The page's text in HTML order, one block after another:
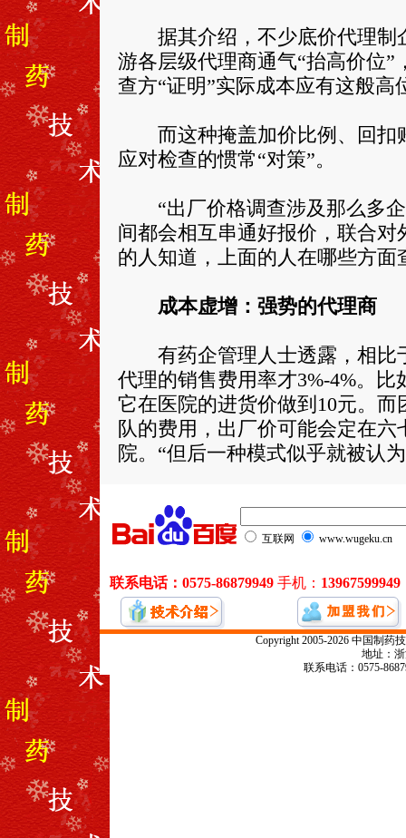
据其介绍，不少底价代理制
游各层级代理商通气“抬高价位
查方“证明”实际成本应有这般
而这种掩盖加价比例、回扣
应对检查的惯常“对策”。
“出厂价格调查涉及那么多企
间都会相互串通好报价，联合
的人知道，上面的人在哪些方
成本虚增：强势的代理商
有药企管理人士透露，相比
代理的销售费用率才3%-4%。
它在医院的进货价做到10元。
队的费用，出厂价可能会定在
院。“但后一种模式似乎就被认
Copyright 2005-2026 中国制药
地址：
联系电话：0575-